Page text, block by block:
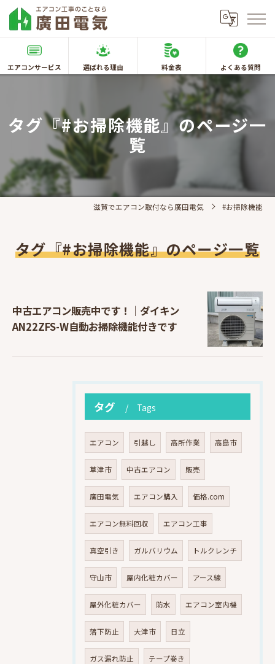
エアコンサービス 選ばれる理由 料金表 よくある質問
タグ『#お掃除機能』のページ一
覧
滋賀でエアコン取付なら廣田電気 #お掃除機能
タグ『#お掃除機能』のページ一覧
中古エアコン販売中です！｜ダイキン
AN22ZFS-W自動お掃除機能付きです
タグ Tags
エアコン 引越し 高所作業 高島市
草津市 中古エアコン 販売
廣田電気 エアコン購入 価格.com
エアコン無料回収 エアコン工事
真空引き ガルバリウム トルクレンチ
守山市 屋内化粧カバー アース線
屋外化粧カバー 防水 エアコン室内機
落下防止 大津市 日立
ガス漏れ防止 テープ巻き